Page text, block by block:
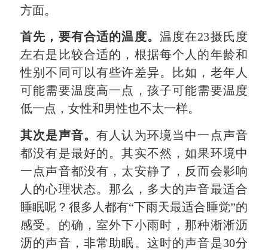
方面。
首先，要有合适的温度。 温度在23摄氏度
左右是比较合适的，根据每个人的年龄和
性别不同可以有些许差异。比如，老年人
可能需要温度高一点，孩子可能需要温度
低一点，女性和男性也不太一样。
其次是声音。有人认为环境当中一点声音
都没有是最好的。其实不然，如果环境中
一点声音都没有，太安静了，反而会影响
人的心理状态。那么，多大的声音最适合
睡眠呢？很多人都有“下雨天最适合睡觉”的
感受。的确，室外下小雨时，那种淅淅沥
沥的声音，非常助眠。这时的声音是30分